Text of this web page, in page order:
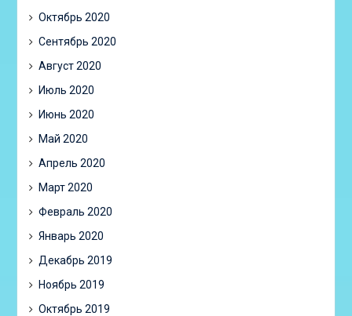
Октябрь 2020
Сентябрь 2020
Август 2020
Июль 2020
Июнь 2020
Май 2020
Апрель 2020
Март 2020
Февраль 2020
Январь 2020
Декабрь 2019
Ноябрь 2019
Октябрь 2019